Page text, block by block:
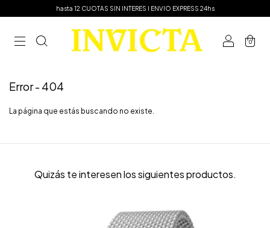
hasta 12 CUOTAS SIN INTERES I ENVIO EXPRESS 24hs
0
Error - 404
La página que estás buscando no existe.
Quizás te interesen los siguientes productos.